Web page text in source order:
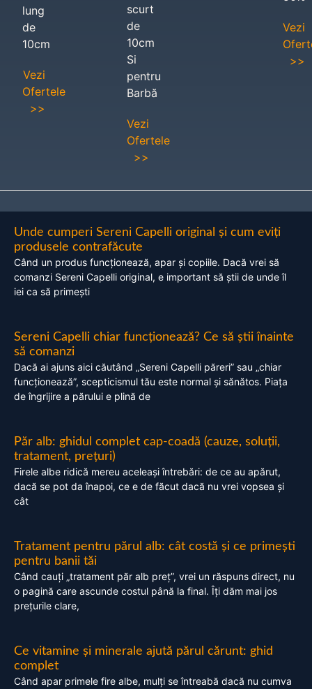
lung
de
10cm
Vezi
Ofertele
>>
scurt
de
10cm
Si
pentru
Barbă
Vezi
Ofertele
>>
Vezi
>>
Unde cumperi Sereni Capelli original și cum eviți
produsele contrafăcute
Când un produs funcționează, apar și copiile. Dacă vrei să
comanzi Sereni Capelli original, e important să știi de unde îl
iei ca să primești
Sereni Capelli chiar funcționează? Ce să știi înainte
să comanzi
Dacă ai ajuns aici căutând „Sereni Capelli păreri” sau „chiar
funcționează”, scepticismul tău este normal și sănătos. Piața
de îngrijire a părului e plină de
Păr alb: ghidul complet cap-coadă (cauze, soluții,
tratament, prețuri)
Firele albe ridică mereu aceleași întrebări: de ce au apărut,
dacă se pot da înapoi, ce e de făcut dacă nu vrei vopsea și
cât
Tratament pentru părul alb: cât costă și ce primești
pentru banii tăi
Când cauți „tratament păr alb preț”, vrei un răspuns direct, nu
o pagină care ascunde costul până la final. Îți dăm mai jos
prețurile clare,
Ce vitamine și minerale ajută părul cărunt: ghid
complet
Când apar primele fire albe, mulți se întreabă dacă nu cumva